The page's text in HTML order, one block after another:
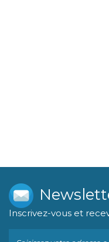
Inscrivez-vous et